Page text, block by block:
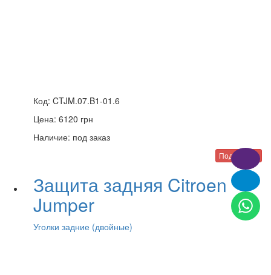
Код: CTJM.07.B1-01.6
Цена: 6120 грн
Наличие: под заказ
Подробнее
Защита задняя Citroen
Jumper
Уголки задние (двойные)